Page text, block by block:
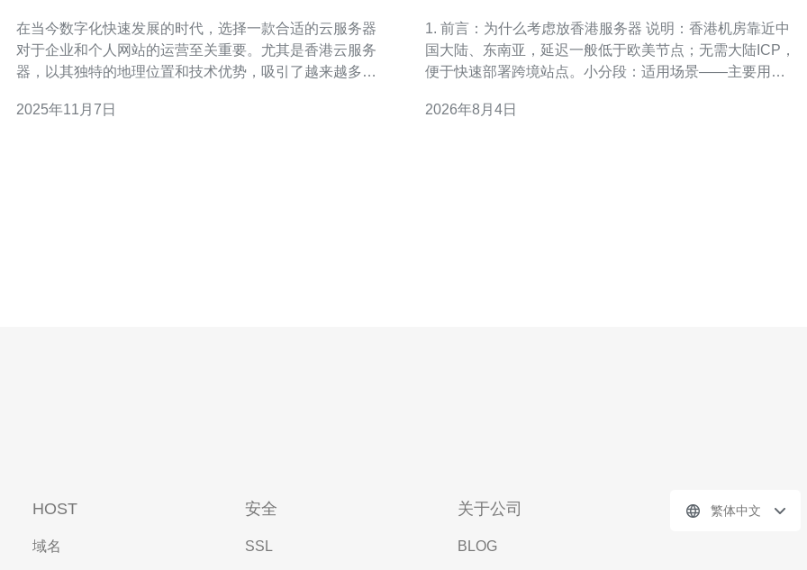
在当今数字化快速发展的时代，选择一款合适的云服务器
对于企业和个人网站的运营至关重要。尤其是香港云服务
器，以其独特的地理位置和技术优势，吸引了越来越多的
测，帮助您选择最佳的服务器方案。 首先，我们来谈谈香
2025年11月7日
1. 前言：为什么考虑放香港服务器 说明：香港机房靠近中
国大陆、东南亚，延迟一般低于欧美节点；无需大陆ICP，
便于快速部署跨境站点。小分段：适用场景——主要用户
需高速访问。 2. 第一步：选择合适的机房与产品 小分段：
2026年8月4日
HOST
域名
安全
SSL
关于公司
BLOG
繁体中文